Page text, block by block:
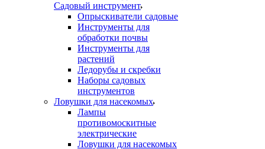
Садовый инструмент
Опрыскиватели садовые
Инструменты для
обработки почвы
Инструменты для
растений
Ледорубы и скребки
Наборы садовых
инструментов
Ловушки для насекомых
Лампы
противомоскитные
электрические
Ловушки для насекомых